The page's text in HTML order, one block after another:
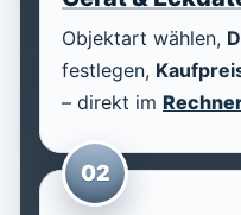
Objektart wählen,
festlegen,
– direkt im
02